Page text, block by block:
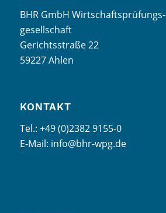
BHR GmbH Wirtschaftsprüfungs-
gesellschaft
Gerichtsstraße 22
59227 Ahlen
KONTAKT
Tel.: +49 (0)2382 9155-0
E-Mail: info@bhr-wpg.de